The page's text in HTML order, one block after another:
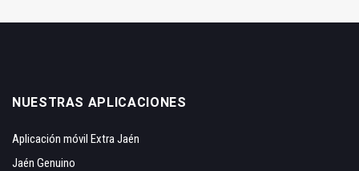
NUESTRAS APLICACIONES
Aplicación móvil Extra Jaén
Jaén Genuino